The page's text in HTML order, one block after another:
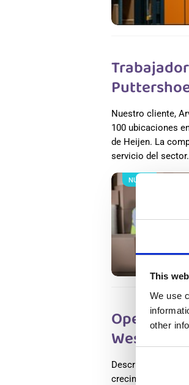
This
We use
other
Nuestro cliente,
100 ubicaciones
de Heijen. La
servicio del sector.
NUEVO
Operario/
Descripción
crecimiento en un